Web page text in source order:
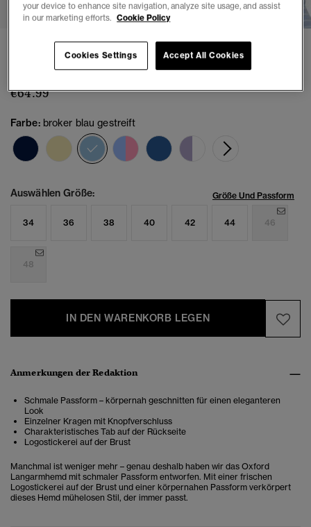
Oxford Langarmhemd mit schmaler Passform
(2)
€64.99
Farbe: broker blau gestreift
Ausgewählt
Auswählen Größe: Größe Und Passform
34 36 38 40 42 44 46
48
IN DEN WARENKORB LEGEN
Anmerkungen der Redaktion
Schmale Passform – körpernah geschnitten für einen eleganteren
Look
Einzelner Kragen mit Knopfverschluss
Charakteristisches Tab auf der Rückseite
Logostickerei auf der Brust
Manchmal ist weniger mehr – genau deshalb haben wir das Oxford
Langarmhemd mit schmaler Passform entworfen. Mit einer frischen
Logostickerei auf der Brust und einer körpernahen Passform verkörpert
dieses Hemd mühelosen Stil, der immer passt.
your device to enhance site navigation, analyze site usage, and assist
in our marketing efforts. Cookie Policy
Accept All Cookies
Cookies Settings